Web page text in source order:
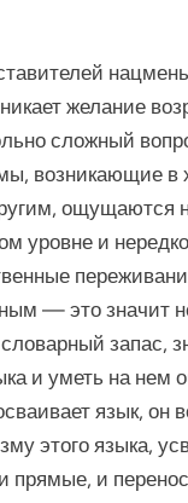
желание
сложный
возникающие в
ощущаются
уровне и
— это значит
запас,
и уметь на нем
язык, он
этого языка,
прямые, и